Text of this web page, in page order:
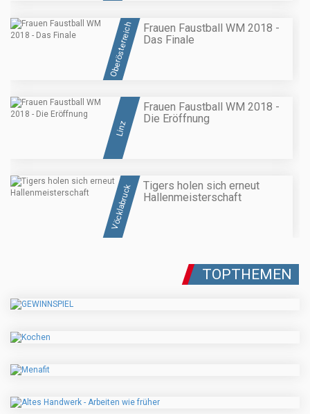
Oberösterreich
Frauen Faustball WM 2018 -
Das Finale
Linz
Frauen Faustball WM 2018 -
Die Eröffnung
Vöcklabruck
Tigers holen sich erneut
Hallenmeisterschaft
TOPTHEMEN